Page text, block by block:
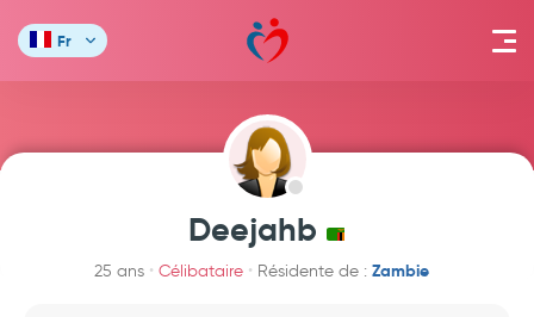
Fr
Deejahb
25 ans Célibataire Résidente de : Zambie